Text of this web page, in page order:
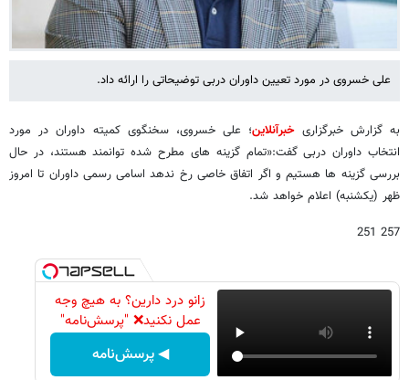
علی خسروی در مورد تعیین داوران دربی توضیحاتی را ارائه داد.
به گزارش خبرگزاریخبرآنلاین؛ علی خسروی، سخنگوی کمیته داوران در مورد
انتخاب داوران دربی گفت:«تمام گزینه های مطرح شده توانمند هستند، در حال
بررسی گزینه ها هستیم و اگر اتفاق خاصی رخ ندهد اسامی رسمی داوران تا امروز
ظهر (یکشنبه) اعلام خواهد شد.
257 251
زانو درد دارین؟ به هیچ وجه
عمل نکنید❌ "پرسش‌نامه"
◀ پرسش‌نامه